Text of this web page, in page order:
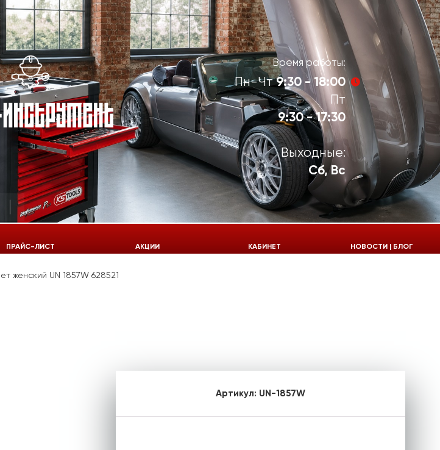
Время работы:
Пн-Чт9:30 - 18:00
Пт
9:30 - 17:30
Выходные:
Сб, Вс
924-55-33
ПРАЙС-ЛИСТ АКЦИИ КАБИНЕТ НОВОСТИ | БЛОГ
женский UN 1857W 628521
Артикул: UN-1857W